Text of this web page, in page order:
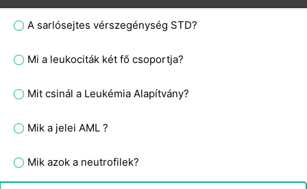
A sarlósejtes vérszegénység STD?
Mi a leukociták két fő csoportja?
Mit csinál a Leukémia Alapítvány?
Mik a jelei AML ?
Mik azok a neutrofilek?